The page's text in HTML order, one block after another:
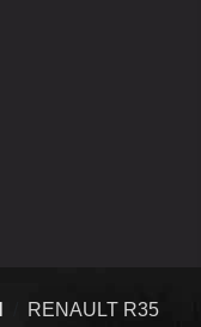
RENAULT R35